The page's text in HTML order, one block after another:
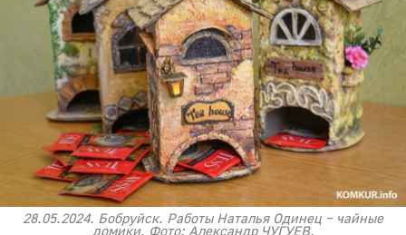
28.05.2024. Бобруйск. Работы Наталья Одинец – чайные
домики. Фото: Александр ЧУГУЕВ.